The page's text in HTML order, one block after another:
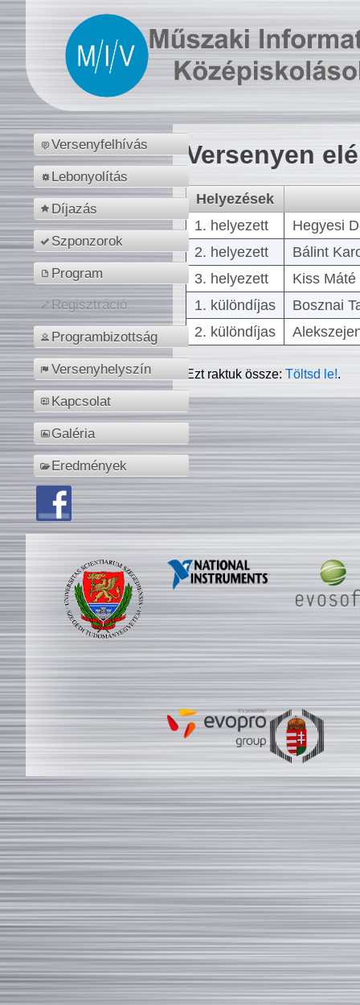
Versenyfelhívás
Lebonyolítás
Díjazás
Szponzorok
Program
Regisztráció
Programbizottság
Versenyhelyszín
Kapcsolat
Galéria
Eredmények
Versenyen
Helyezések
1. helyezett
Hegyesi
2. helyezett
Bálint
3. helyezett
Kiss
1. különdíjas
Bosznai
2. különdíjas
Ezt raktuk össze:Töltsd le!.